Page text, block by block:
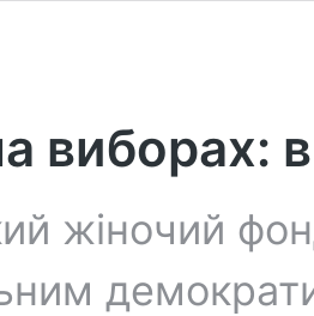
виборах:
жіночий